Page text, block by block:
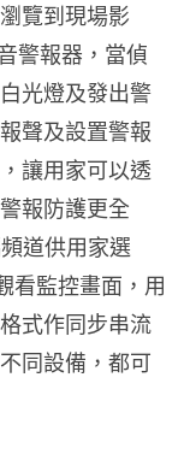
覽到現場影
警報器，當偵
光燈及發出警
聲及設置警報
讓用家可以透
報防護更全
道供用家選
看監控畫面，用
式作同步串流
同設備，都可